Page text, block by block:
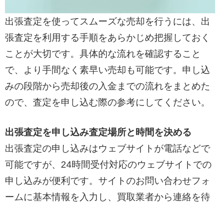
出張査定を使ってスムーズな売却を行うには、出
張査定を利用する手順をあらかじめ把握しておく
ことが大切です。具体的な流れを確認すること
で、より手間なく素早い売却も可能です。申し込
みの段階から売却後の入金までの流れをまとめた
ので、査定を申し込む際の参考にしてください。
出張査定を申し込み査定場所と時間を決める
出張査定の申し込みはウェブサイトが電話などで
可能ですが、24時間受付対応のウェブサイトでの
申し込みが便利です。サイトのお問い合わせフォ
ームに基本情報を入力し、買取業者から連絡を待